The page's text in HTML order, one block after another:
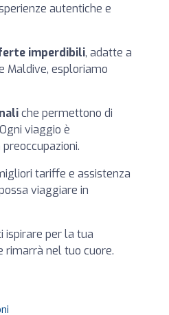
autentiche e
imperdibili, adatte a
Maldive, esploriamo
che permettono di
viaggio è
tariffe e assistenza
viaggiare in
ispirare per la tua
rimarrà nel tuo cuore.